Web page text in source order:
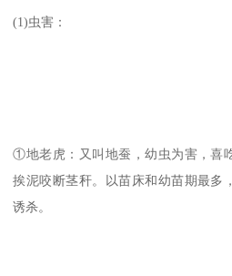
(1)虫害：
①地老虎：又叫地蚕，幼虫为害，喜
挨泥咬断茎秆。以苗床和幼苗期最多
诱杀。